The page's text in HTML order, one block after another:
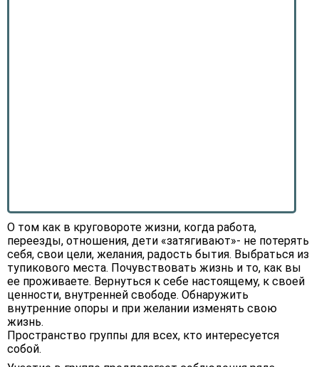
О том как в круговороте жизни, когда работа,
переезды, отношения, дети «затягивают»- не потерять
себя, свои цели, желания, радость бытия. Выбраться из
тупикового места. Почувствовать жизнь и то, как вы
ее проживаете. Вернуться к себе настоящему, к своей
ценности, внутренней свободе. Обнаружить
внутренние опоры и при желании изменять свою
жизнь.
Пространство группы для всех, кто интересуется
собой.